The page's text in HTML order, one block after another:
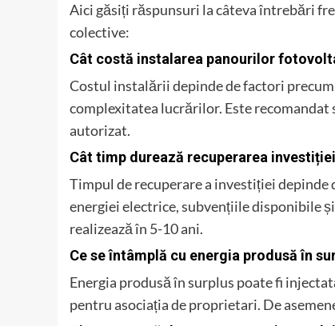
Aici găsiți răspunsuri la câteva întrebări
colective:
Cât costă instalarea panourilor
Costul instalării depinde de factori
complexitatea lucrărilor. Este
autorizat.
Cât timp durează recuperarea
Timpul de recuperare a investiției
energiei electrice, subvențiile disponibile
realizează în 5-10 ani.
Ce se întâmplă cu energia produsă în
Energia produsă în surplus poate fi
pentru asociația de proprietari. De